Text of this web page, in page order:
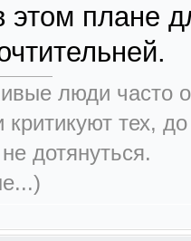
плане
люди часто
критикуют тех,
дотянуться.